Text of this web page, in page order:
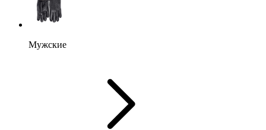
Мужские